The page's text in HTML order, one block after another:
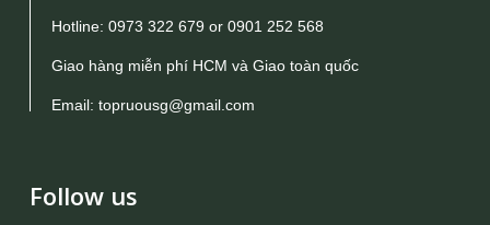
Hotline: 0973 322 679 or 0901 252 568
Giao hàng miễn phí HCM và Giao toàn quốc
Email: topruousg@gmail.com
Follow us